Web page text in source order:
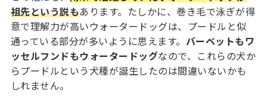
祖先という説もあります。たしかに、巻き毛で泳ぎが得
意で理解力が高いウォータードッグは、プードルと似
通っている部分が多いように思えます。 バーベットもワ
ッセルフンドもウォータードッグなので、これらの犬か
らプードルという犬種が誕生したのは間違いないかも
しれません。